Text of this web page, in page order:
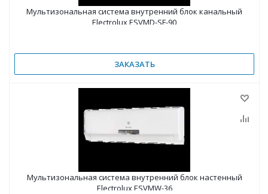
Мультизональная система внутренний блок канальный
Electrolux ESVMD-SF-90
ЗАКАЗАТЬ
Мультизональная система внутренний блок настенный
Electrolux ESVMW-36